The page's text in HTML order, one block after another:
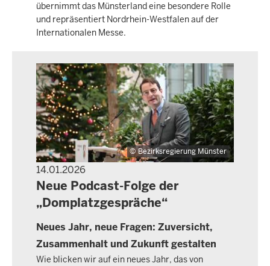
übernimmt das Münsterland eine besondere Rolle
und repräsentiert Nordrhein-Westfalen auf der
Internationalen Messe.
Bezirksregierung Münster
14.01.2026
PRESSEMITTEILUNG
Neue Podcast-Folge der
„Domplatzgespräche“
Neues Jahr, neue Fragen: Zuversicht,
Zusammenhalt und Zukunft gestalten
Wie blicken wir auf ein neues Jahr, das von